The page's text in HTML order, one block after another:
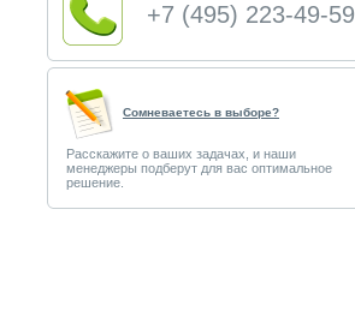
+7 (495) 223-49-59
Сомневаетесь в выборе?
Расскажите о ваших задачах, и наши
менеджеры подберут для вас оптимальное
решение.